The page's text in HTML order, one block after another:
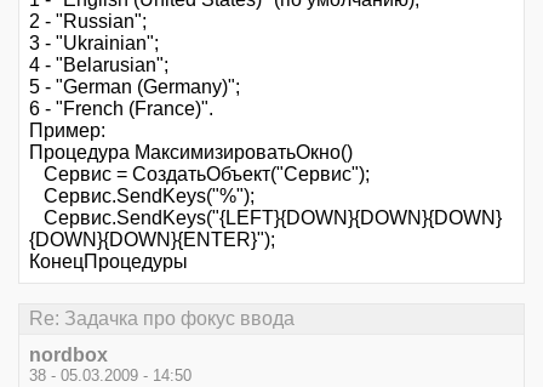
2 - "Russian";
3 - "Ukrainian";
4 - "Belarusian";
5 - "German (Germany)";
6 - "French (France)".
Пример:
Процедура МаксимизироватьОкно()
Сервис = СоздатьОбъект("Сервис");
Сервис.SendKeys("%");
Сервис.SendKeys("{LEFT}{DOWN}{DOWN}{DOWN}
{DOWN}{DOWN}{ENTER}");
КонецПроцедуры
Re: Задачка про фокус ввода
nordbox
38 - 05.03.2009 - 14:50